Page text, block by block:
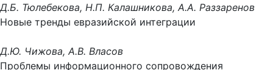
Д.Б. Тюлебекова, Н.П. Калашникова, А.А. Раззаренов
Новые тренды евразийской интеграции
Д.Ю. Чижова, А.В. Власов
Проблемы информационного сопровождения